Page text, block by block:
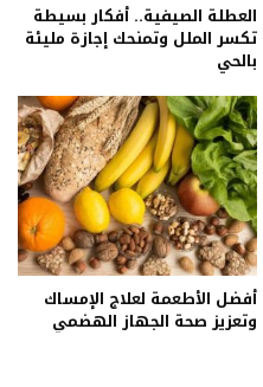
العطلة الصيفية.. أفكار بسيطة
تكسر الملل وتمنحك إجازة مليئة
بالحي
أفضل الأطعمة لعلاج الإمساك
وتعزيز صحة الجهاز الهضمي